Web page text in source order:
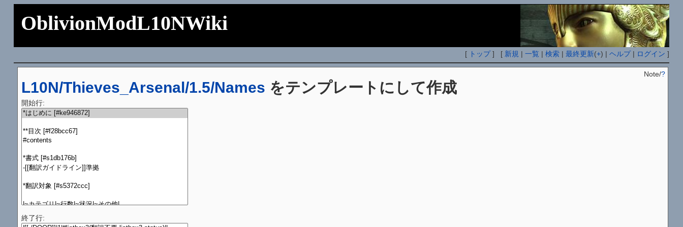
OblivionModL10NWiki
[ トップ] [ 新規 |一覧 |検索 |最終更新(+) |ヘルプ| ログイン ]
L10N/Thieves_Arsenal/1.5/Names をテンプレートにして作成
Note/?
開始行:
終了行: